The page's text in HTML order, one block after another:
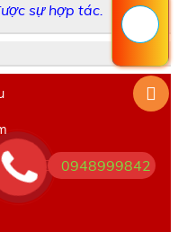
sự hợp tác.
0948999842